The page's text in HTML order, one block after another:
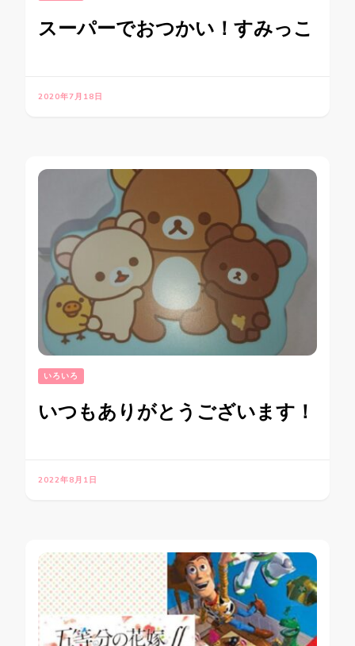
スーパーでおつかい！すみっこ
2020年7月18日
いろいろ
いつもありがとうございます！
2022年8月1日